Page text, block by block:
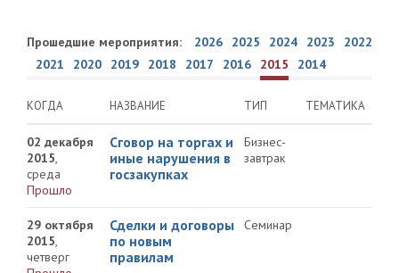
Прошедшие мероприятия: 2026 2025 2024 2023
2022
2021
2020 2019 2018 2017 2016 2015 2014
КОГДА НАЗВАНИЕ ТИП ТЕМАТИКА
02 декабря
2015,
среда
Прошло
Сговор на торгах и
иные нарушения в
госзакупках
Бизнес-
завтрак
29 октября
2015,
четверг
Сделки и договоры
по новым
правилам
Семинар